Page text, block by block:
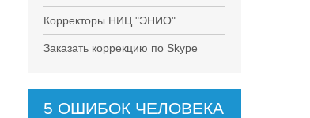
Корректоры НИЦ "ЭНИО"
Заказать коррекцию по Skype
5 ОШИБОК ЧЕЛОВЕКА